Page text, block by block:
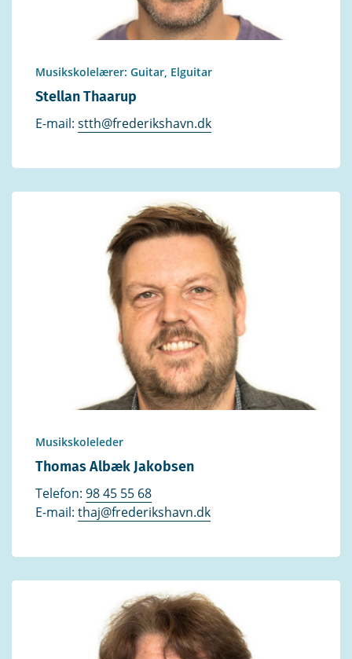
Musikskolelærer: Guitar, Elguitar
Stellan Thaarup
E-mail: stth@frederikshavn.dk
Musikskoleleder
Thomas Albæk Jakobsen
Telefon: 98 45 55 68
E-mail: thaj@frederikshavn.dk